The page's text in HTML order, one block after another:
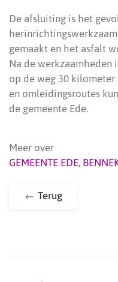
De afsluiting is het
gemaakt en het asfalt
Na de werkzaamheden
op de weg 30
en omleidingsroutes
de gemeente Ede.
Meer over
GEMEENTE EDE,
Terug